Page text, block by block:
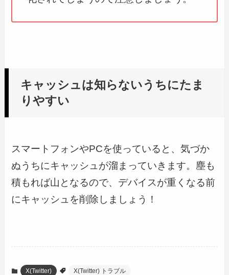
キャッシュは知らないうちにたま
りやすい
スマートフォンやPCを使っていると、気づか
ぬうちにキャッシュが溜まっていきます。塵も
積もれば山となるので、デバイスが重くなる前
にキャッシュを削除しましょう！
X(Twitter) X(Twitter) トラブル